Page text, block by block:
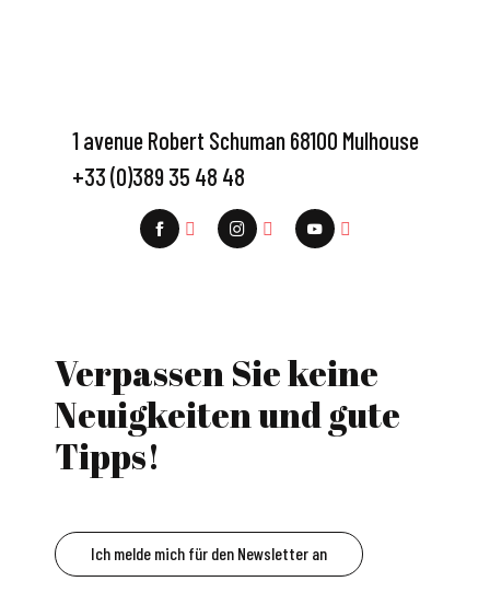
1 avenue Robert Schuman 68100 Mulhouse
+33 (0)389 35 48 48
Verpassen Sie keine
Neuigkeiten und gute
Tipps!
Ich melde mich für den Newsletter an